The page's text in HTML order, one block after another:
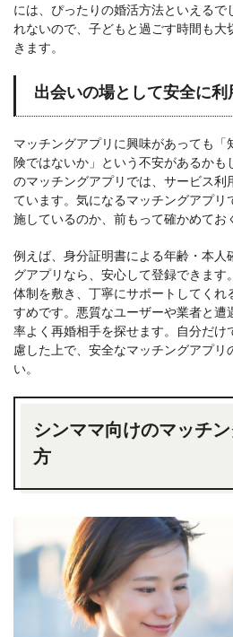
には、ぴったりの婚活方法といえるで
れないので、子どもと過ごす時間も大
きます。
出会いの場として安全に利
マッチングアプリに興味があっても「
険ではないか」という不安があるかも
のマッチングアプリでは、サービス利
ています。気になるマッチングアプリ
施しているのか、前もって確かめてお
例えば、身分証明書による年齢・本人
グアプリなら、安心して登録できます
体制を敷き、丁寧にサポートしてくれ
すめです。悪質なユーザーや業者と遭
率よく再婚相手を探せます。自分だけ
慮した上で、安全なマッチングアプリ
い。
シンママ向けのマッチ
方